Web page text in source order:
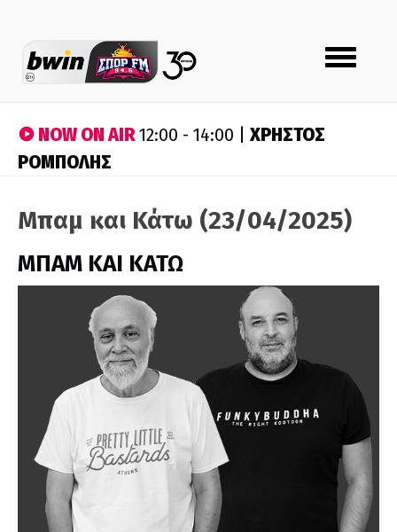
Toggle
navigation
NOW ON AIR12:00 - 14:00 | ΧΡΗΣΤΟΣ
ΡΟΜΠΟΛΗΣ
Μπαμ και Κάτω (23/04/2025)
ΜΠΑΜ ΚΑΙ ΚΑΤΩ